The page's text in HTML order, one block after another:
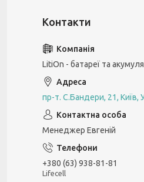
LitiOn - батареї та
пр-т. С.Бандери, 21, Київ,
Менеджер Евгеній
+380 (63) 938-81-81
Lifecell